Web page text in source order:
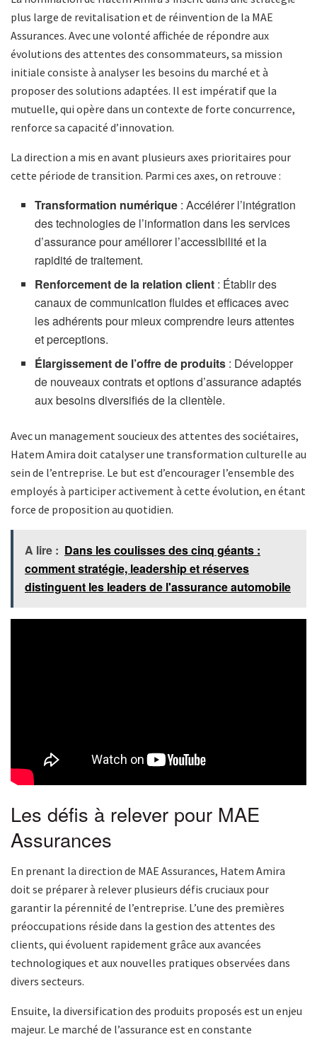
plus large de revitalisation et de réinvention de la MAE
Assurances. Avec une volonté affichée de répondre aux
évolutions des attentes des consommateurs, sa mission
initiale consiste à analyser les besoins du marché et à
proposer des solutions adaptées. Il est impératif que la
mutuelle, qui opère dans un contexte de forte concurrence,
renforce sa capacité d’innovation.
La direction a mis en avant plusieurs axes prioritaires pour
cette période de transition. Parmi ces axes, on retrouve :
Transformation numérique : Accélérer l’intégration
des technologies de l’information dans les services
d’assurance pour améliorer l’accessibilité et la
rapidité de traitement.
Renforcement de la relation client : Établir des
canaux de communication fluides et efficaces avec
les adhérents pour mieux comprendre leurs attentes
et perceptions.
Élargissement de l’offre de produits : Développer
de nouveaux contrats et options d’assurance adaptés
aux besoins diversifiés de la clientèle.
Avec un management soucieux des attentes des sociétaires,
Hatem Amira doit catalyser une transformation culturelle au
sein de l’entreprise. Le but est d’encourager l’ensemble des
employés à participer activement à cette évolution, en étant
force de proposition au quotidien.
A lire : Dans les coulisses des cinq géants :
comment stratégie, leadership et réserves
distinguent les leaders de l'assurance automobile
Les défis à relever pour MAE
Assurances
En prenant la direction de MAE Assurances, Hatem Amira
doit se préparer à relever plusieurs défis cruciaux pour
garantir la pérennité de l’entreprise. L’une des premières
préoccupations réside dans la gestion des attentes des
clients, qui évoluent rapidement grâce aux avancées
technologiques et aux nouvelles pratiques observées dans
divers secteurs.
Ensuite, la diversification des produits proposés est un enjeu
majeur. Le marché de l’assurance est en constante